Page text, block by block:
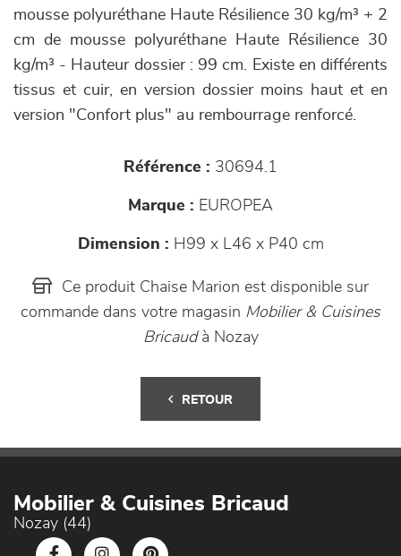
mousse polyuréthane Haute Résilience 30 kg/m³ + 2
cm de mousse polyuréthane Haute Résilience 30
kg/m³ - Hauteur dossier : 99 cm. Existe en différents
tissus et cuir, en version dossier moins haut et en
version "Confort plus" au rembourrage renforcé.
Référence : 30694.1
Marque : EUROPEA
Dimension : H99 x L46 x P40 cm
Ce produit Chaise Marion est disponible sur
commande dans votre magasin Mobilier & Cuisines
Bricaudà Nozay
RETOUR
Mobilier & Cuisines Bricaud
Nozay (44)